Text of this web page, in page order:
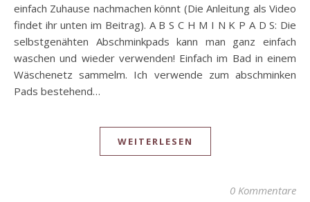
einfach Zuhause nachmachen könnt (Die Anleitung als Video
findet ihr unten im Beitrag). A B S C H M I N K P A D S: Die
selbstgenähten Abschminkpads kann man ganz einfach
waschen und wieder verwenden! Einfach im Bad in einem
Wäschenetz sammelm. Ich verwende zum abschminken
Pads bestehend…
WEITERLESEN
0 Kommentare